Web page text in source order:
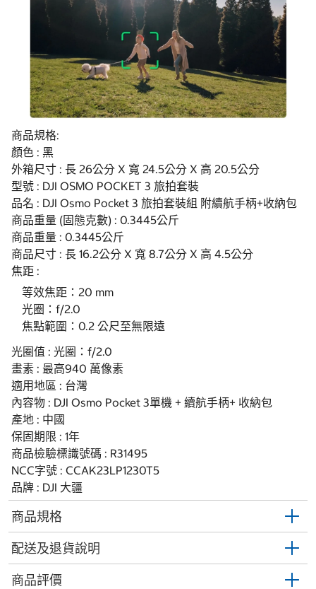
商品規格:
顏色 : 黑
外箱尺寸 : 長 26公分 X 寬 24.5公分 X 高 20.5公分
型號 : DJI OSMO POCKET 3 旅拍套裝
品名 : DJI Osmo Pocket 3 旅拍套裝組 附續航手柄+收納包
商品重量 (固態克數) : 0.3445公斤
商品重量 : 0.3445公斤
商品尺寸 : 長 16.2公分 X 寬 8.7公分 X 高 4.5公分
焦距 :
等效焦距：20 mm
光圈：f/2.0
焦點範圍：0.2 公尺至無限遠
光圈值 : 光圈：f/2.0
畫素 : 最高940 萬像素
適用地區 : 台灣
內容物 : DJI Osmo Pocket 3單機 + 續航手柄+ 收納包
產地 : 中國
保固期限 : 1年
商品檢驗標識號碼 : R31495
NCC字號 : CCAK23LP1230T5
品牌 : DJI 大疆
商品規格
配送及退貨說明
商品評價